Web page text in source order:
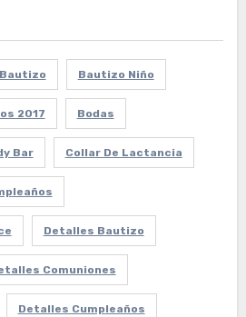
Bautizo Bautizo Niño
2017 Bodas
Bar Collar De Lactancia
Detalles Bautizo
Comuniones
Detalles Cumpleaños